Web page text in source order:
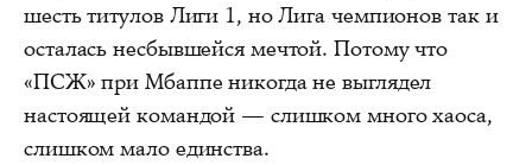
шесть титулов Лиги 1, но Лига чемпионов так и
осталась несбывшейся мечтой. Потому что
«ПСЖ» при Мбаппе никогда не выглядел
настоящей командой — слишком много хаоса,
слишком мало единства.